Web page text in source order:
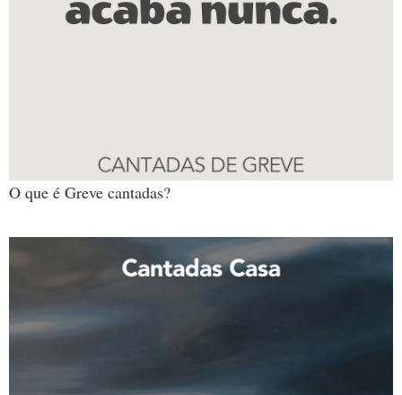
O que é Greve cantadas?